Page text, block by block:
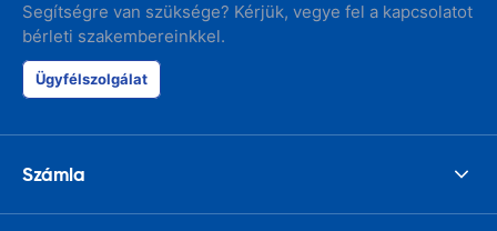
Segítségre van szüksége? Kérjük, vegye fel a kapcsolatot
bérleti szakembereinkkel.
Ügyfélszolgálat
Számla